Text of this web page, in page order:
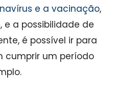
e a vacinação,
e a possibilidade de
é possível ir para
cumprir um período